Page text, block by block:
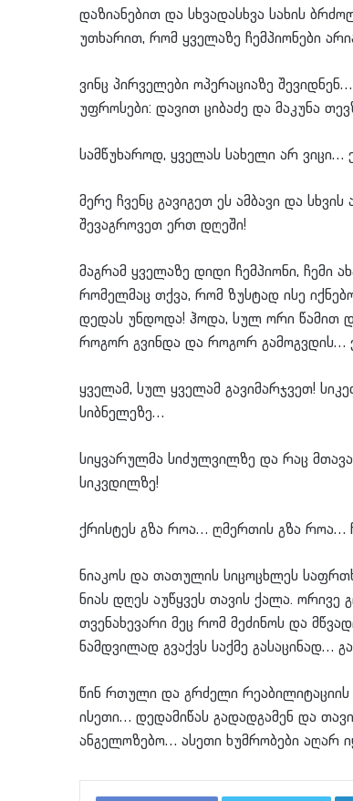
დაზიანებით და სხვადასხვა სახის
უთხარით, რომ ყველაზე ჩემპიონები
ვინც პირველები ოპერაციაზე
უფროსები: დავით ციბაძე და მაკუნა
სამწუხაროდ, ყველას სახელი არ ვიცი…
მერე ჩვენც გავიგეთ ეს ამბავი და
შევაგროვეთ ერთ დღეში!
მაგრამ ყველაზე დიდი ჩემპიონი, ჩემი
რომელმაც თქვა, რომ ზუსტად ისე
დედას უნდოდა! ჰოდა, სულ ორი წამით
როგორ გვინდა და როგორ გამოგვდის…
ყველამ, სულ ყველამ გავიმარჯვეთ!
სიბნელეზე…
სიყვარულმა სიძულვილზე და რაც
სიკვდილზე!
ქრისტეს გზა როა… ღმერთის გზა როა…
ნიაკოს და თათულის სიცოცხლეს
ნიას დღეს აუწყვეს თავის ქალა. ორივე
თვენახევარი მეც რომ მეძინოს და
ნამდვილად გვაქვს საქმე გასაცინად…
წინ რთული და გრძელი რეაბილიტაციის
ისეთი… დედამიწას გადადგამენ და
ანგელოზებო… ასეთი ხუმრობები აღარ